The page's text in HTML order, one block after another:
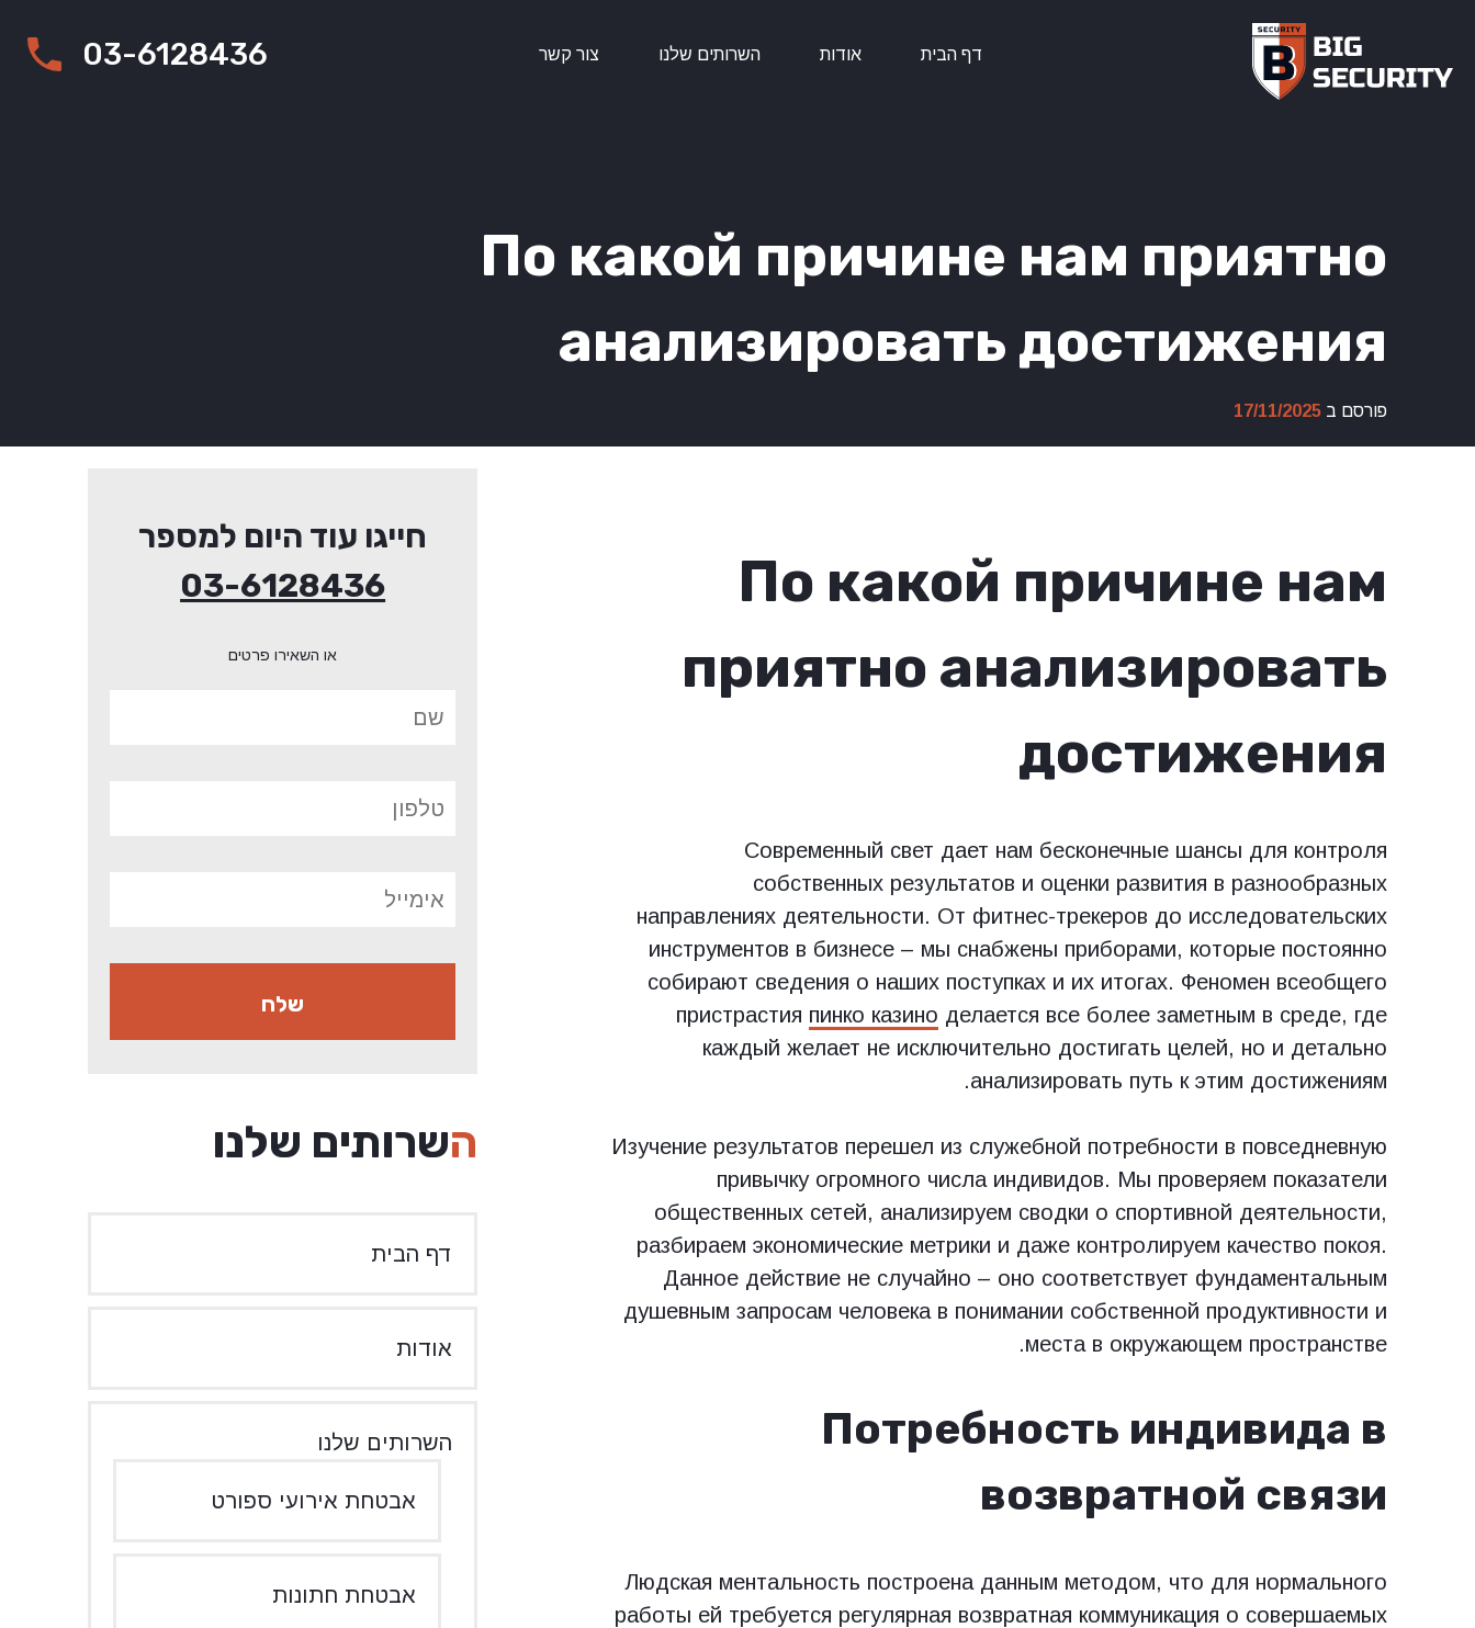
content
דף הבית אודות השרותים שלנו צור קשר 03-6128436
По какой причине нам приятно
анализировать достижения
פורסם ב 17/11/2025
По какой причине нам
приятно анализировать
достижения
Современный свет дает нам бесконечные шансы для контроля
собственных результатов и оценки развития в разнообразных
направлениях деятельности. От фитнес-трекеров до исследовательских
инструментов в бизнесе – мы снабжены приборами, которые постоянно
собирают сведения о наших поступках и их итогах. Феномен всеобщего
пристрастия пинко казино делается все более заметным в среде, где
каждый желает не исключительно достигать целей, но и детально
анализировать путь к этим достижениям.
Изучение результатов перешел из служебной потребности в повседневную
привычку огромного числа индивидов. Мы проверяем показатели
общественных сетей, анализируем сводки о спортивной деятельности,
разбираем экономические метрики и даже контролируем качество покоя.
Данное действие не случайно – оно соответствует фундаментальным
душевным запросам человека в понимании собственной продуктивности и
места в окружающем пространстве.
Потребность индивида в
возвратной связи
Людская ментальность построена данным методом, что для нормального
работы ей требуется регулярная возвратная коммуникация о совершаемых
חייגו עוד היום למספר
03-6128436
או השאירו פרטים
השרותים שלנו
דף הבית
אודות
השרותים שלנו
אבטחת אירועי ספורט
אבטחת חתונות